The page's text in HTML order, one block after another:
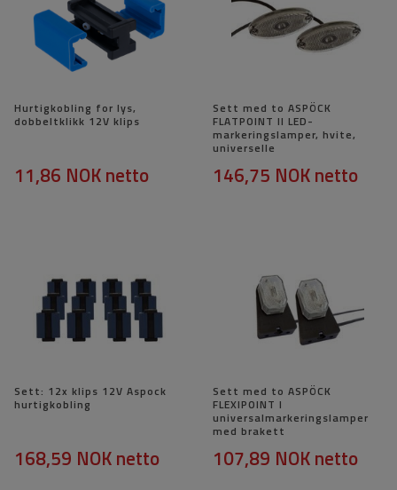
Hurtigkobling for lys,
dobbeltklikk 12V klips
11,86 NOKnetto
Sett med to ASPÖCK
FLATPOINT II LED-
markeringslamper, hvite,
universelle
146,75 NOKnetto
Sett: 12x klips 12V Aspock
hurtigkobling
168,59 NOKnetto
Sett med to ASPÖCK
FLEXIPOINT I
universalmarkeringslamper
med brakett
107,89 NOKnetto